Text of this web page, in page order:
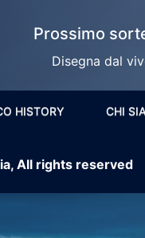
Prossimo
Disegna dal
HISTORY CHI
All rights reserved